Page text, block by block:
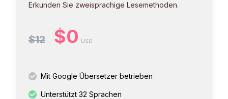
Erkunden Sie zweisprachige Lesemethoden.
$12 $0 USD
Mit Google Übersetzer betrieben
Unterstützt 32 Sprachen